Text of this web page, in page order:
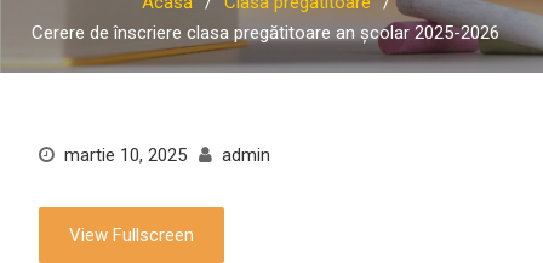
Cerere de înscriere clasa pregătitoare an școlar 2025-2026
martie 10, 2025 admin
View Fullscreen